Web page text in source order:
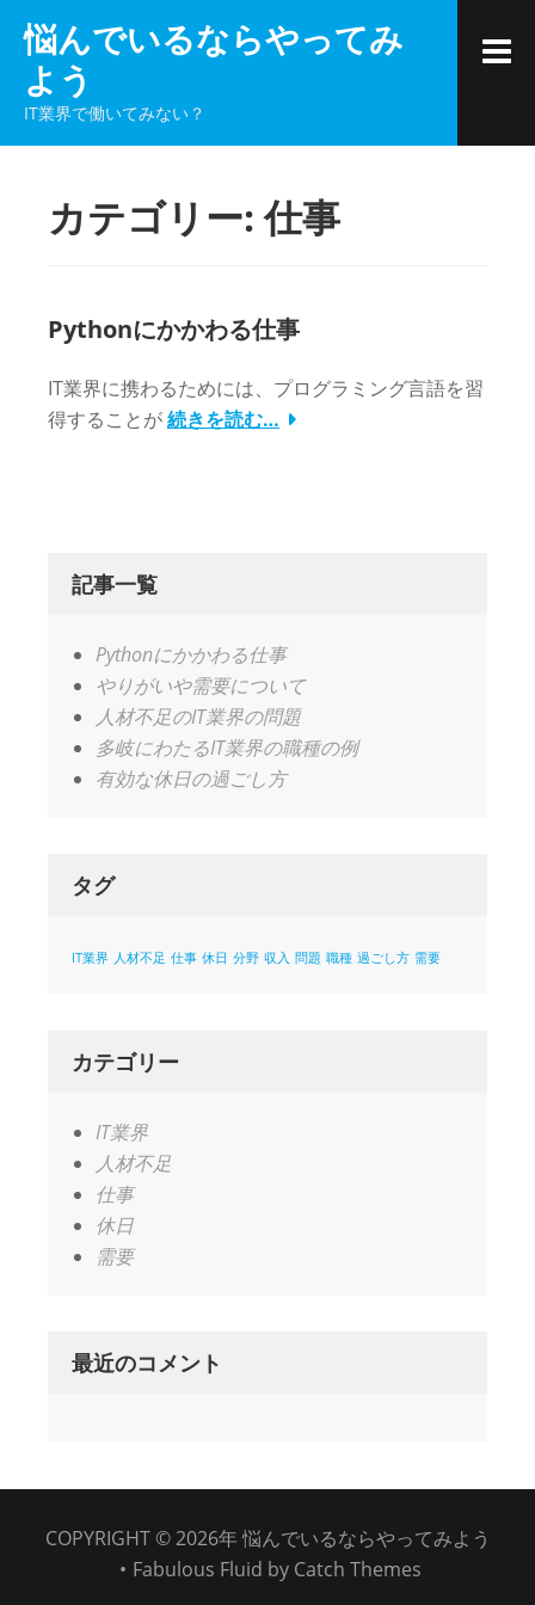
悩んでいるならやってみ
よう
IT業界で働いてみない？
カテゴリー:仕事
Pythonにかかわる仕事
IT業界に携わるためには、プログラミング言語を習
得することが続きを読む…
記事一覧
Pythonにかかわる仕事
やりがいや需要について
人材不足のIT業界の問題
多岐にわたるIT業界の職種の例
有効な休日の過ごし方
タグ
IT業界 人材不足 仕事 休日 分野 収入 問題 職種 過ごし方 需要
カテゴリー
IT業界
人材不足
仕事
休日
需要
最近のコメント
COPYRIGHT © 2026年悩んでいるならやってみよう
• Fabulous Fluid by Catch Themes